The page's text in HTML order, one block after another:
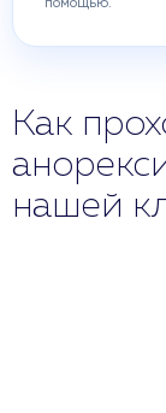
помощью.
Как
нашей